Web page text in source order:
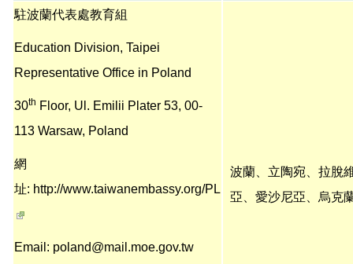
駐波蘭代表處教育組
Education Division, Taipei
Representative Office in Poland
30th Floor, Ul. Emilii Plater 53, 00-
113 Warsaw, Poland
網
址: http://www.taiwanembassy.org/PL
Email: poland@mail.moe.gov.tw
波蘭、立陶宛、拉脫
亞、愛沙尼亞、烏克